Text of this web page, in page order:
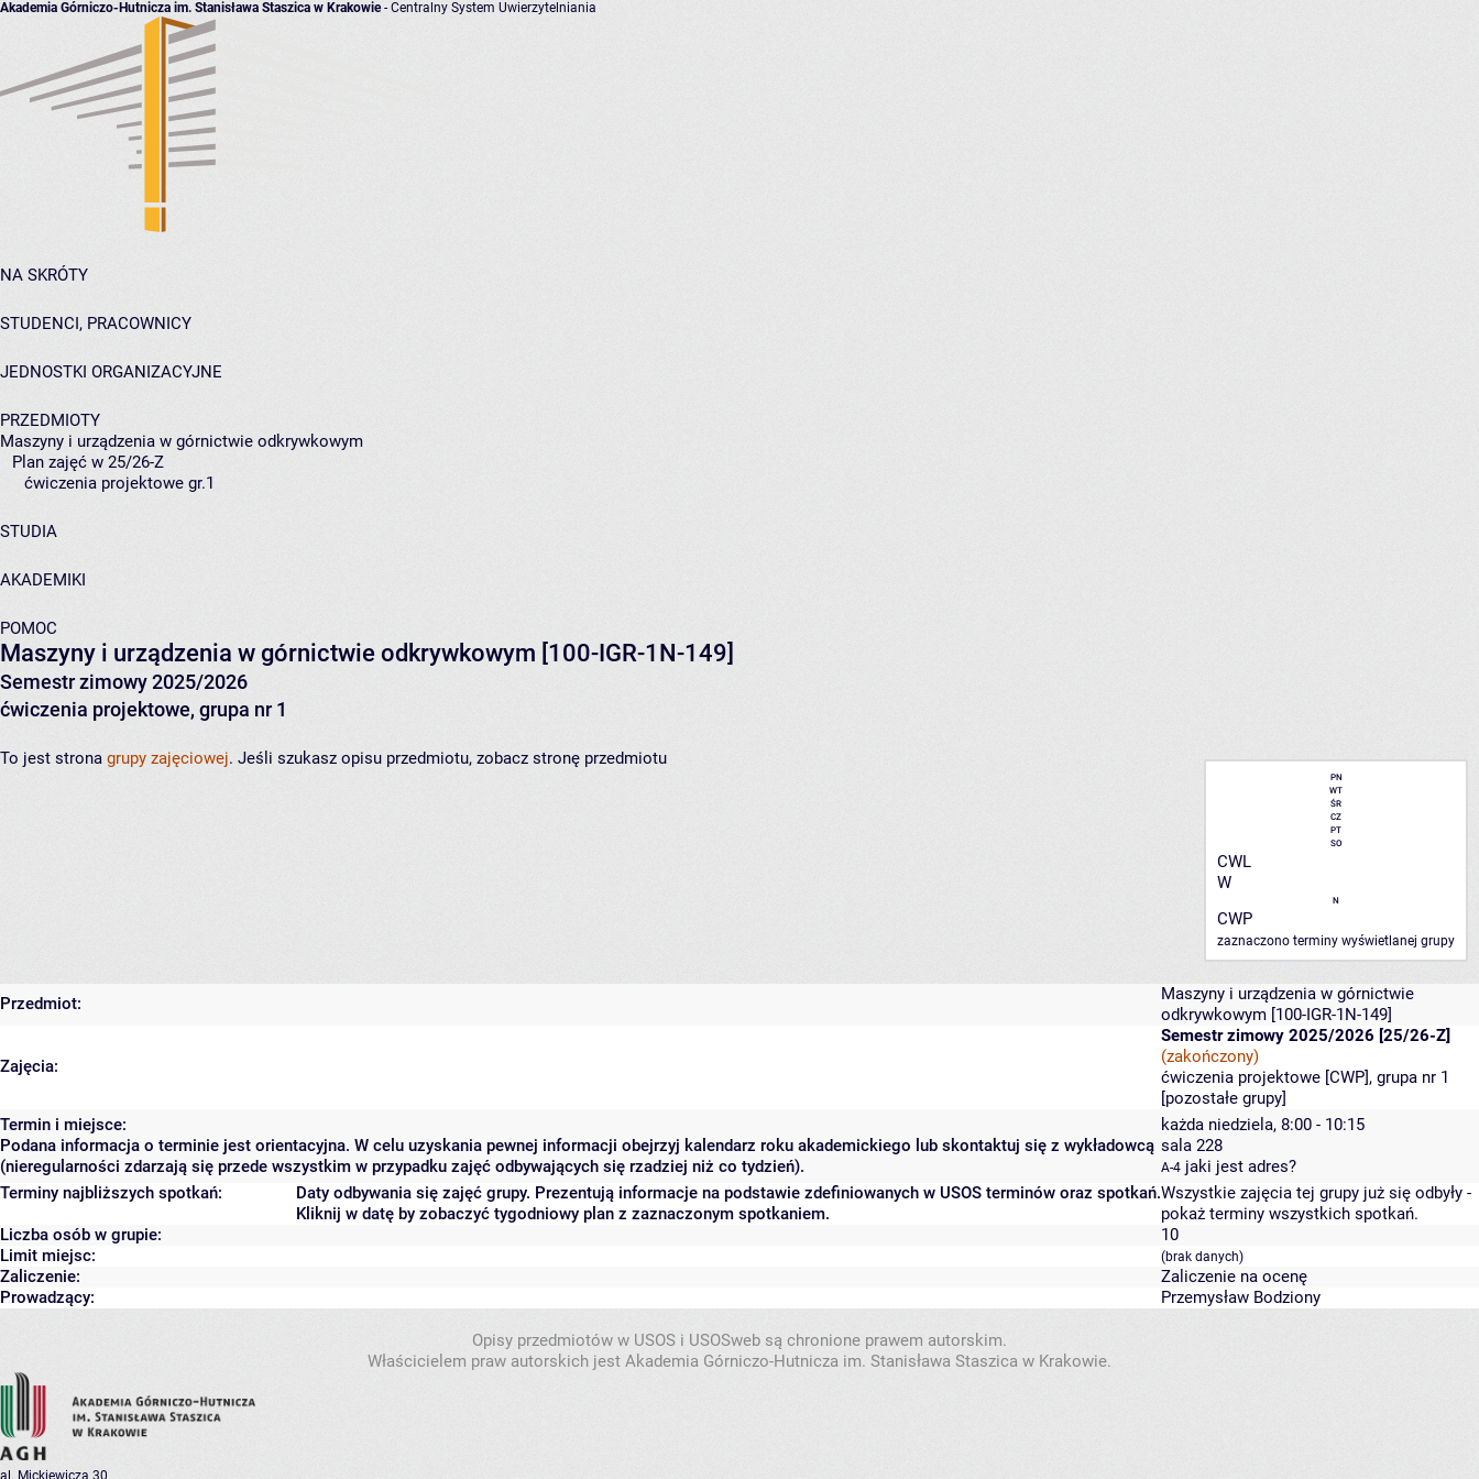
Akademia Górniczo-Hutnicza im. Stanisława Staszica w Krakowie- Centralny System Uwierzytelniania
NA SKRÓTY
STUDENCI, PRACOWNICY
JEDNOSTKI ORGANIZACYJNE
PRZEDMIOTY
Maszyny i urządzenia w górnictwie odkrywkowym
Plan zajęć w 25/26-Z
ćwiczenia projektowe gr.1
STUDIA
AKADEMIKI
POMOC
Maszyny i urządzenia w górnictwie odkrywkowym [100-IGR-1N-149]
Semestr zimowy 2025/2026
ćwiczenia projektowe, grupa nr 1
PN
WT
ŚR
CZ
PT
SO
CWL
W
N
CWP
zaznaczono terminy wyświetlanej grupy
To jest strona grupy zajęciowej. Jeśli szukasz opisu przedmiotu, zobacz stronę przedmiotu
Przedmiot:
Maszyny i urządzenia w górnictwie
odkrywkowym [100-IGR-1N-149]
Zajęcia:
Semestr zimowy 2025/2026 [25/26-Z]
(zakończony)
ćwiczenia projektowe [CWP], grupa nr 1
[pozostałe grupy]
Termin i miejsce:
Podana informacja o terminie jest orientacyjna. W celu uzyskania pewnej informacji obejrzyj kalendarz roku akademickiego lub skontaktuj się z wykładowcą
(nieregularności zdarzają się przede wszystkim w przypadku zajęć odbywających się rzadziej niż co tydzień).
każda niedziela, 8:00 - 10:15
sala 228
A-4 jaki jest adres?
Terminy najbliższych spotkań:
Daty odbywania się zajęć grupy. Prezentują informacje na podstawie zdefiniowanych w USOS terminów oraz spotkań.
Kliknij w datę by zobaczyć tygodniowy plan z zaznaczonym spotkaniem.
Wszystkie zajęcia tej grupy już się odbyły -
pokaż terminy wszystkich spotkań.
Liczba osób w grupie:
10
Limit miejsc:
(brak danych)
Zaliczenie:
Zaliczenie na ocenę
Prowadzący:
Przemysław Bodziony
Opisy przedmiotów w USOS i USOSweb są chronione prawem autorskim.
Właścicielem praw autorskich jest Akademia Górniczo-Hutnicza im. Stanisława Staszica w Krakowie.
al. Mickiewicza 30